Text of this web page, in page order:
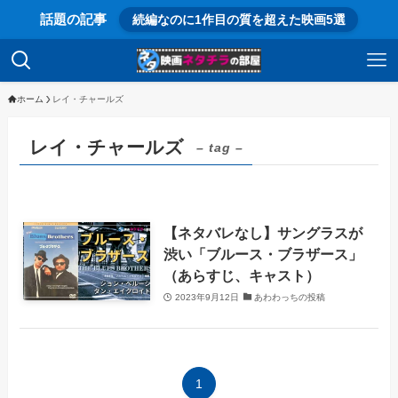
話題の記事 続編なのに1作目の質を超えた映画5選
ホーム レイ・チャールズ
レイ・チャールズ – tag –
【ネタバレなし】サングラスが
渋い「ブルース・ブラザース」
（あらすじ、キャスト）
2023年9月12日 あわわっちの投稿
1